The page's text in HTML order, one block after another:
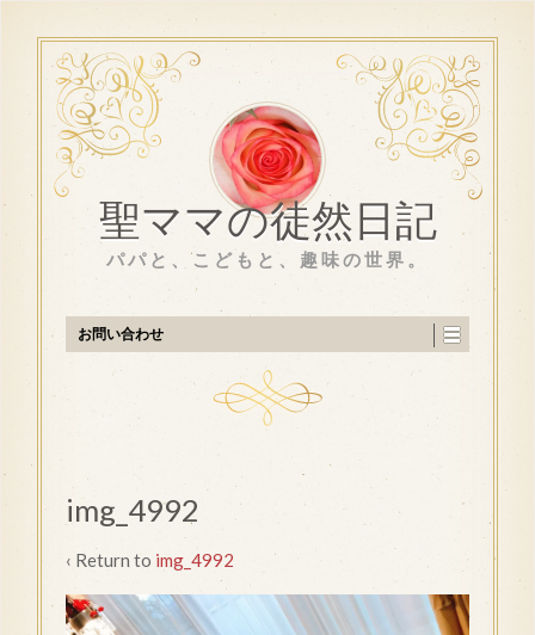
聖ママの徒然日記
パパと、こどもと、趣味の世界。
お問い合わせ
img_4992
‹ Return to img_4992